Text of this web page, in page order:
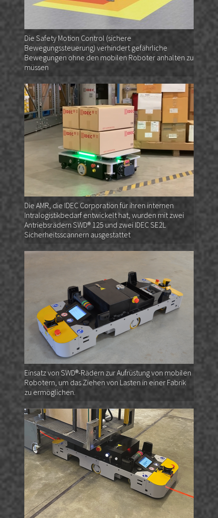
Die Safety Motion Control (sichere
Bewegungssteuerung) verhindert gefährliche
Bewegungen ohne den mobilen Roboter anhalten zu
müssen
Die AMR, die IDEC Corporation für ihren internen
Intralogistikbedarf entwickelt hat, wurden mit zwei
Antriebsrädern SWD® 125 und zwei IDEC SE2L
Sicherheitsscannern ausgestattet
Einsatz von SWD®-Rädern zur Aufrüstung von mobilen
Robotern, um das Ziehen von Lasten in einer Fabrik
zu ermöglichen.